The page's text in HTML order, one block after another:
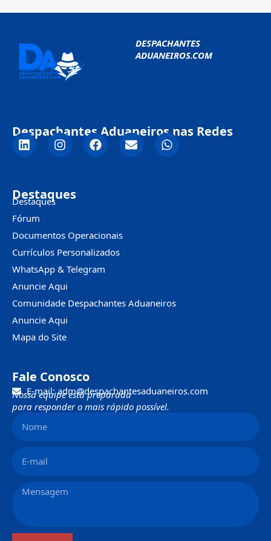
DESPACHANTES
ADUANEIROS.COM
Despachantes Aduaneiros nas Redes
Destaques
Destaques
Fórum
Documentos Operacionais
Currículos Personalizados
WhatsApp & Telegram
Anuncie Aqui
Comunidade Despachantes Aduaneiros
Anuncie Aqui
Mapa do Site
Fale Conosco
E-mail: adm@despachantesaduaneiros.com
Nossa equipe está preparada
para responder o mais rápido possível.